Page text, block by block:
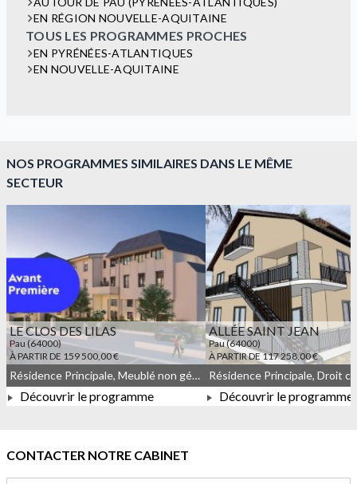
EN RÉGION NOUVELLE-AQUITAINE
TOUS LES PROGRAMMES PROCHES
EN PYRÉNÉES-ATLANTIQUES
EN NOUVELLE-AQUITAINE
NOS PROGRAMMES SIMILAIRES DANS LE MÊME
SECTEUR
LE CLOS DES LILAS
Pau (64000)
À PARTIR DE 159 500,00 €
À PARTIR DE 159 500,00 €
Résidence Principale, Meublé non géré, Droit commun
Découvrir le programme
ALLÉE SAINT JEAN
Pau (64000)
À PARTIR DE 117 258,00 €
Découvrir le programme
CONTACTER NOTRE CABINET